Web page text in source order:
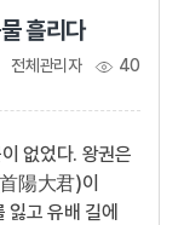
흘리다
전체관리자 40
없었다. 왕권은
陽大君)이
잃고 유배 길에